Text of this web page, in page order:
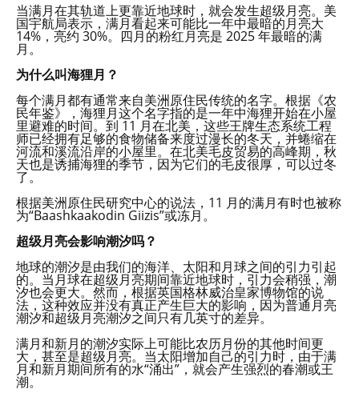
当满月在其轨道上更靠近地球时，就会发生超级月亮。美
国宇航局表示，满月看起来可能比一年中最暗的月亮大
14%，亮约 30%。四月的粉红月亮是 2025 年最暗的满
月。
为什么叫海狸月？
每个满月都有通常来自美洲原住民传统的名字。根据《农
民年鉴》，海狸月这个名字指的是一年中海狸开始在小屋
里避难的时间。到 11 月在北美，这些王牌生态系统工程
师已经拥有足够的食物储备来度过漫长的冬天，并蜷缩在
河流和溪流沿岸的小屋里。在北美毛皮贸易的高峰期，秋
天也是诱捕海狸的季节，因为它们的毛皮很厚，可以过冬
了。
根据美洲原住民研究中心的说法，11 月的满月有时也被称
为“Baashkaakodin Giizis”或冻月。
超级月亮会影响潮汐吗？
地球的潮汐是由我们的海洋、太阳和月球之间的引力引起
的。当月球在超级月亮期间靠近地球时，引力会稍强，潮
汐也会更大。然而，根据英国格林威治皇家博物馆的说
法，这种效应并没有真正产生巨大的影响，因为普通月亮
潮汐和超级月亮潮汐之间只有几英寸的差异。
满月和新月的潮汐实际上可能比农历月份的其他时间更
大，甚至是超级月亮。当太阳增加自己的引力时，由于满
月和新月期间所有的水“涌出”，就会产生强烈的春潮或王
潮。